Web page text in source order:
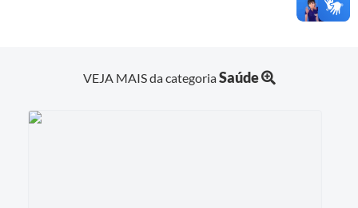
VEJA MAIS da categoriaSaúde